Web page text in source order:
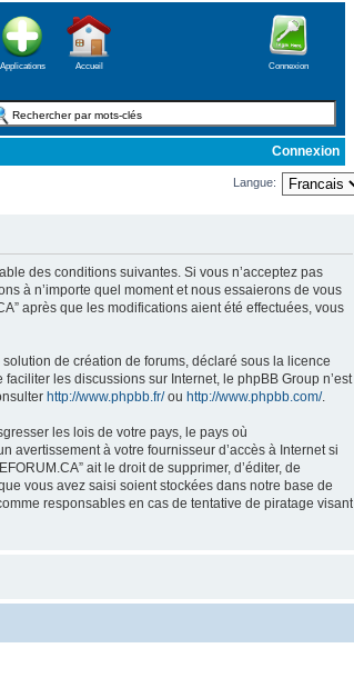
Applications Accueil Connexion
Connexion
Langue:
des conditions suivantes. Si vous n’acceptez pas
à n’importe quel moment et nous essaierons de vous
après que les modifications aient été effectuées, vous
solution de création de forums, déclaré sous la licence
faciliter les discussions sur Internet, le phpBB Group n’est
http://www.phpbb.fr/ou http://www.phpbb.com/.
les lois de votre pays, le pays où
avertissement à votre fournisseur d’accès à Internet si
ait le droit de supprimer, d’éditer, de
vous avez saisi soient stockées dans notre base de
responsables en cas de tentative de piratage visant